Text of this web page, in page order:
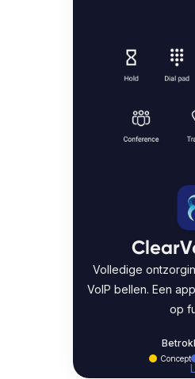
Volledige
VoIP bellen. Een
op
Concept